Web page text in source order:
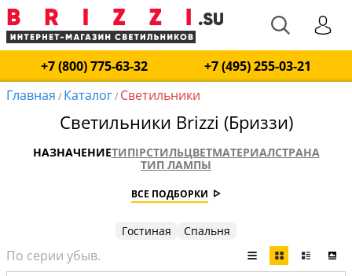
+7 (800) 775-63-32
+7 (495) 255-03-21
Главная / Каталог/ Светильники
Светильники Brizzi (Бриззи)
НАЗНАЧЕНИЕТИПIPСТИЛЬЦВЕТМАТЕРИАЛСТРАНА
ТИП ЛАМПЫ
ВСЕ ПОДБОРКИ
Гостиная Спальня